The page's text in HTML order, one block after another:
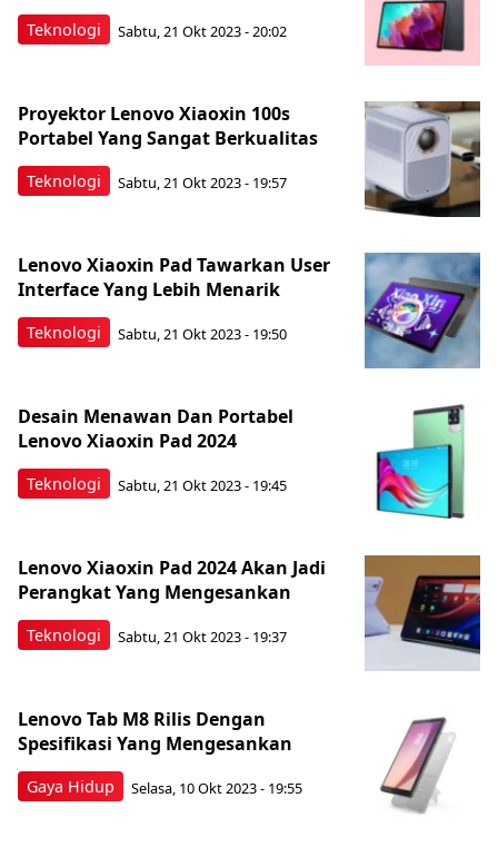
Teknologi Sabtu, 21 Okt 2023 - 20:02
Teknologi
Proyektor Lenovo Xiaoxin 100s
Portabel Yang Sangat Berkualitas
Sabtu, 21 Okt 2023 - 19:57
Teknologi
Lenovo Xiaoxin Pad Tawarkan User
Interface Yang Lebih Menarik
Sabtu, 21 Okt 2023 - 19:50
Teknologi
Desain Menawan Dan Portabel
Lenovo Xiaoxin Pad 2024
Sabtu, 21 Okt 2023 - 19:45
Teknologi
Lenovo Xiaoxin Pad 2024 Akan Jadi
Perangkat Yang Mengesankan
Sabtu, 21 Okt 2023 - 19:37
Gaya Hidup
Lenovo Tab M8 Rilis Dengan
Spesifikasi Yang Mengesankan
Selasa, 10 Okt 2023 - 19:55